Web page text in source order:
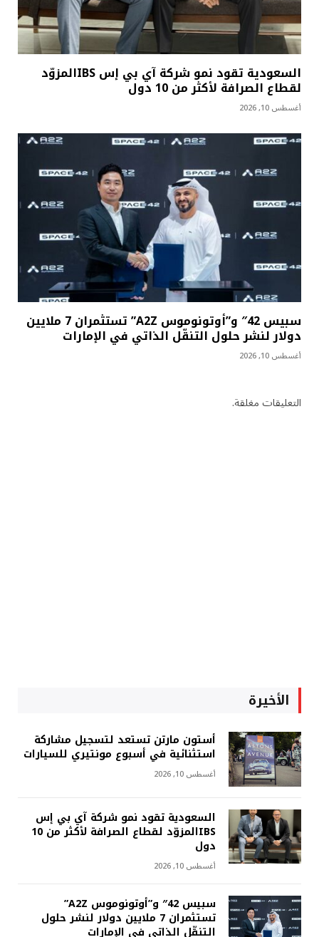
السعودية تقود نمو شركة آي بي إس IBSالمزوّد
لقطاع الصرافة لأكثر من 10 دول
أغسطس 10, 2026
سبيس 42″ و”أوتونوموس A2Z” تستثمران 7 ملايين
دولار لنشر حلول التنقّل الذاتي في الإمارات
أغسطس 10, 2026
التعليقات مغلقة.
الأخيرة
أستون مارتن تستعد لتسجيل مشاركة
استثنائية في أسبوع مونتيري للسيارات
أغسطس 10, 2026
السعودية تقود نمو شركة آي بي إس
IBSالمزوّد لقطاع الصرافة لأكثر من 10
دول
أغسطس 10, 2026
سبيس 42″ و”أوتونوموس A2Z”
تستثمران 7 ملايين دولار لنشر حلول
التنقّل الذاتي في الإمارات